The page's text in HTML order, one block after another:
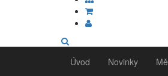
Úvod Novinky